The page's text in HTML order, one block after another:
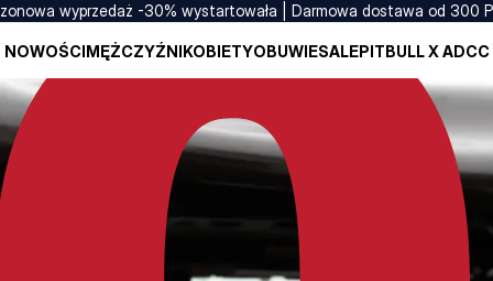
wyprzedaż -30% wystartowała | Darmowa dostawa od 300
NOWOŚCIMĘŻCZYŹNIKOBIETYOBUWIESALEPITBULL X ADCC